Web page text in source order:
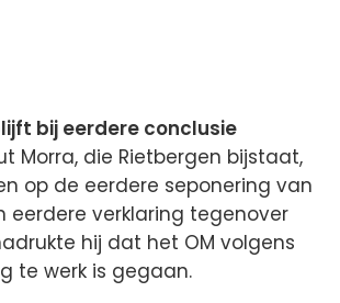
bij eerdere conclusie
Morra, die Rietbergen bijstaat,
op de eerdere seponering van
eerdere verklaring tegenover
hij dat het OM volgens
te werk is gegaan.